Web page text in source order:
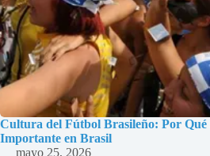
Cultura del Fútbol Brasileño: Por Qué
Importante en Brasil
mayo 25, 2026